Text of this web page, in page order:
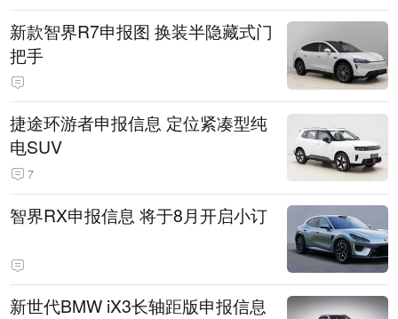
新款智界R7申报图 换装半隐藏式门
把手
捷途环游者申报信息 定位紧凑型纯
电SUV
7
智界RX申报信息 将于8月开启小订
新世代BMW iX3长轴距版申报信息